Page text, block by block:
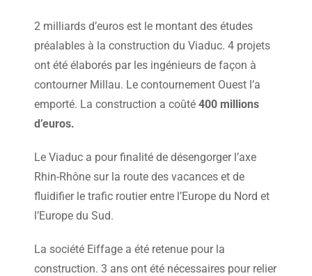
2 milliards d’euros est le montant des études
préalables à la construction du Viaduc. 4 projets
ont été élaborés par les ingénieurs de façon à
contourner Millau. Le contournement Ouest l’a
emporté. La construction a coûté 400 millions
d’euros.
Le Viaduc a pour finalité de désengorger l’axe
Rhin-Rhône sur la route des vacances et de
fluidifier le trafic routier entre l’Europe du Nord et
l’Europe du Sud.
La société Eiffage a été retenue pour la
construction. 3 ans ont été nécessaires pour relier